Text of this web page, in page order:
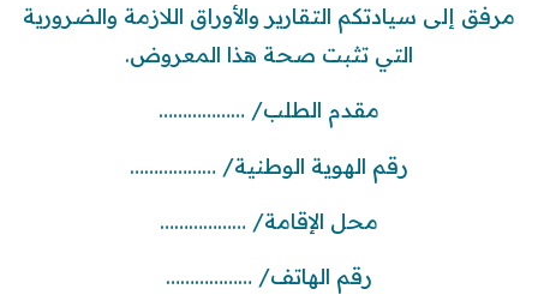
مرفق إلى سيادتكم التقارير والأوراق اللازمة والضرورية
التي تثبت صحة هذا المعروض.
مقدم الطلب/ ………………
رقم الهوية الوطنية/ ………………
محل الإقامة/ ………………
رقم الهاتف/ ………………